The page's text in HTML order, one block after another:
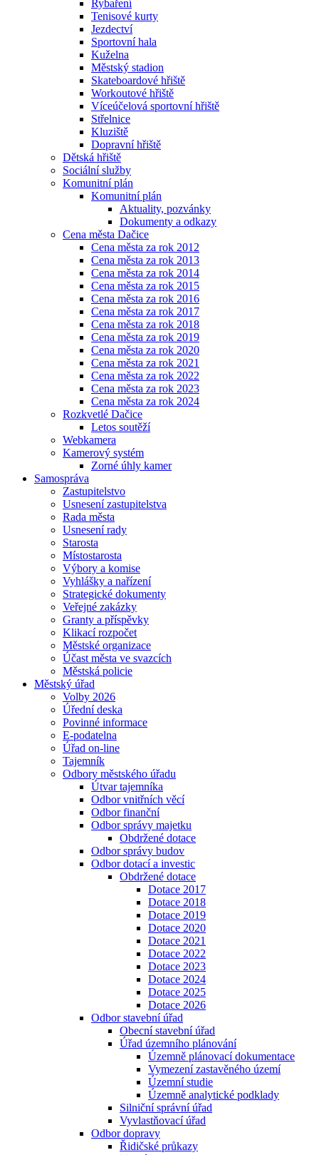
Rybaření
Tenisové kurty
Jezdectví
Sportovní hala
Kuželna
Městský stadion
Skateboardové hřiště
Workoutové hřiště
Víceúčelová sportovní hřiště
Střelnice
Kluziště
Dopravní hřiště
Dětská hřiště
Sociální služby
Komunitní plán
Komunitní plán
Aktuality, pozvánky
Dokumenty a odkazy
Cena města Dačice
Cena města za rok 2012
Cena města za rok 2013
Cena města za rok 2014
Cena města za rok 2015
Cena města za rok 2016
Cena města za rok 2017
Cena města za rok 2018
Cena města za rok 2019
Cena města za rok 2020
Cena města za rok 2021
Cena města za rok 2022
Cena města za rok 2023
Cena města za rok 2024
Rozkvetlé Dačice
Letos soutěží
Webkamera
Kamerový systém
Zorné úhly kamer
Samospráva
Zastupitelstvo
Usnesení zastupitelstva
Rada města
Usnesení rady
Starosta
Místostarosta
Výbory a komise
Vyhlášky a nařízení
Strategické dokumenty
Veřejné zakázky
Granty a příspěvky
Klikací rozpočet
Městské organizace
Účast města ve svazcích
Městská policie
Městský úřad
Volby 2026
Úřední deska
Povinné informace
E-podatelna
Úřad on-line
Tajemník
Odbory městského úřadu
Útvar tajemníka
Odbor vnitřních věcí
Odbor finanční
Odbor správy majetku
Obdržené dotace
Odbor správy budov
Odbor dotací a investic
Obdržené dotace
Dotace 2017
Dotace 2018
Dotace 2019
Dotace 2020
Dotace 2021
Dotace 2022
Dotace 2023
Dotace 2024
Dotace 2025
Dotace 2026
Odbor stavební úřad
Obecní stavební úřad
Úřad územního plánování
Územně plánovací dokumentace
Vymezení zastavěného území
Územní studie
Územně analytické podklady
Silniční správní úřad
Vyvlastňovací úřad
Odbor dopravy
Řidičské průkazy